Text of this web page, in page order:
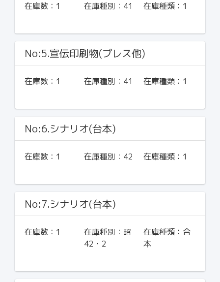
在庫数： 1 在庫種別： 41 在庫種類： 1
No:5.宣伝印刷物(プレス他)
在庫数： 1 在庫種別： 41 在庫種類： 1
No:6.シナリオ(台本)
在庫数： 1 在庫種別： 42 在庫種類： 1
No:7.シナリオ(台本)
在庫数： 1 在庫種別： 昭
42・2
在庫種類： 合
本